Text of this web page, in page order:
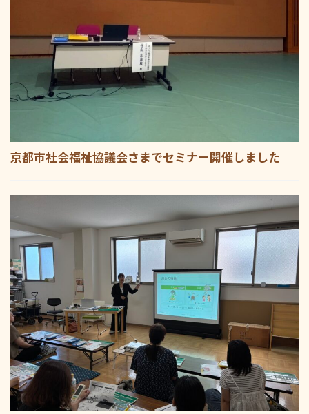
京都市社会福祉協議会さまでセミナー開催しました